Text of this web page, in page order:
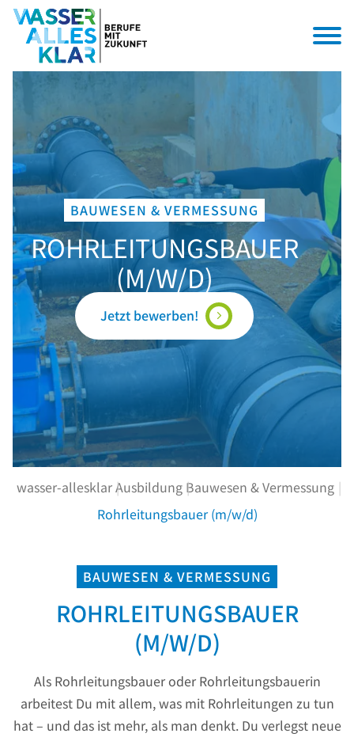
BAUWESEN & VERMESSUNG
ROHRLEITUNGSBAUER
(M/W/D)
Jetzt bewerben!
wasser-allesklarAusbildung Bauwesen & Vermessung
Rohrleitungsbauer (m/w/d)
BAUWESEN & VERMESSUNG
ROHRLEITUNGSBAUER
(M/W/D)
Als Rohrleitungsbauer oder Rohrleitungsbauerin
arbeitest Du mit allem, was mit Rohrleitungen zu tun
hat – und das ist mehr, als man denkt. Du verlegst neue